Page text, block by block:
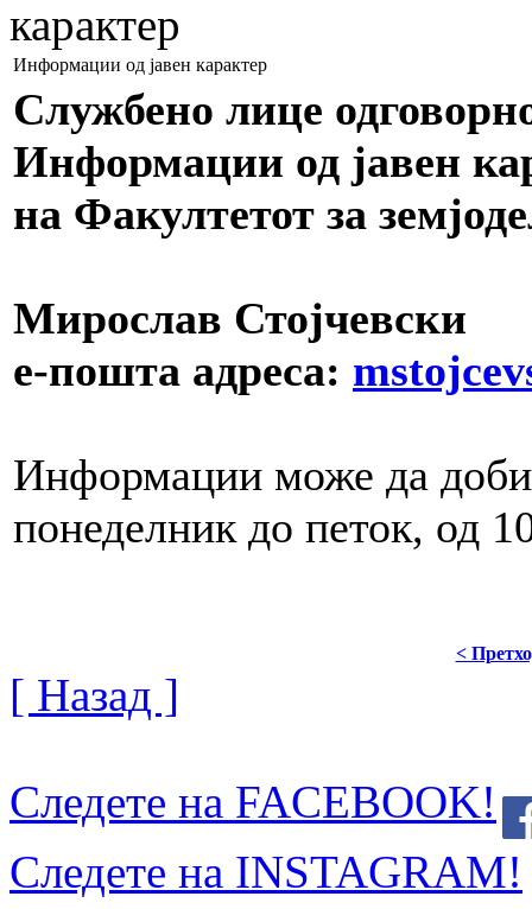
карактер
Информации од јавен карактер
Службено лице
Информации од јавен
на Факултетот за
Мирослав Стојчевски
е-пошта адреса:
Информации може да
понеделник до петок, од
<
[ Назад ]
Следете на FACEBOOK!
Следете на INSTAGRAM!